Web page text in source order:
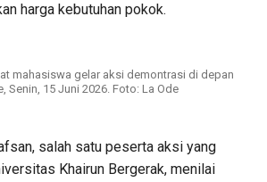
harga kebutuhan pokok.
mahasiswa gelar aksi demontrasi di depan
Senin, 15 Juni 2026. Foto: La Ode
salah satu peserta aksi yang
Khairun Bergerak, menilai